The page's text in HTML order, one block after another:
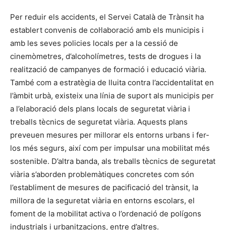
Per reduir els accidents, el Servei Català de Trànsit ha
establert convenis de col·laboració amb els municipis i
amb les seves policies locals per a la cessió de
cinemòmetres, d’alcoholímetres, tests de drogues i la
realització de campanyes de formació i educació viària.
També com a estratègia de lluita contra l’accidentalitat en
l’àmbit urbà, existeix una línia de suport als municipis per
a l’elaboració dels plans locals de seguretat viària i
treballs tècnics de seguretat viària. Aquests plans
preveuen mesures per millorar els entorns urbans i fer-
los més segurs, així com per impulsar una mobilitat més
sostenible. D’altra banda, als treballs tècnics de seguretat
viària s’aborden problemàtiques concretes com són
l’establiment de mesures de pacificació del trànsit, la
millora de la seguretat viària en entorns escolars, el
foment de la mobilitat activa o l’ordenació de polígons
industrials i urbanitzacions, entre d’altres.